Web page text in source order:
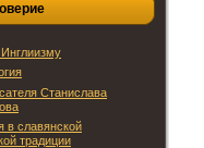
Станислава
в славянской
традиции